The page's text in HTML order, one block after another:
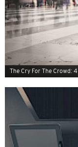
The Cry For The Crowd: